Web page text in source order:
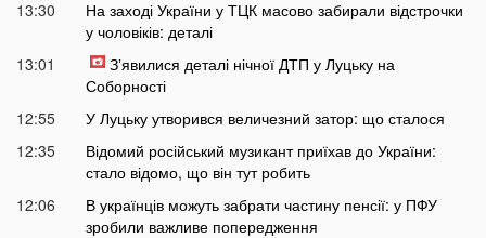
13:30
На заході України у ТЦК масово забирали відстрочки
у чоловіків: деталі
13:01
Зʼявилися деталі нічної ДТП у Луцьку на
Соборності
12:55
У Луцьку утворився величезний затор: що сталося
12:35
Відомий російський музикант приїхав до України:
стало відомо, що він тут робить
12:06
В українців можуть забрати частину пенсії: у ПФУ
зробили важливе попередження